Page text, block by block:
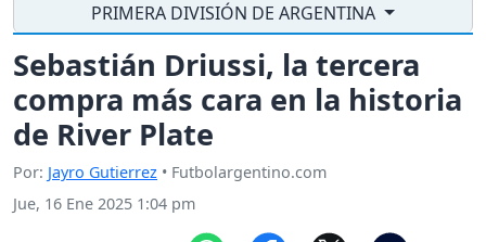
PRIMERA DIVISIÓN DE ARGENTINA
Sebastián Driussi, la tercera
compra más cara en la historia
de River Plate
Por: Jayro Gutierrez • Futbolargentino.com
Jue, 16 Ene 2025 1:04 pm